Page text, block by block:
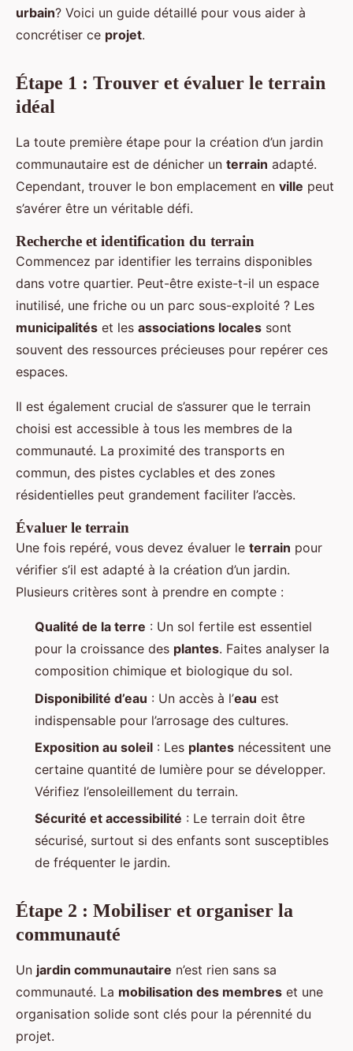
urbain? Voici un guide détaillé pour vous aider à
concrétiser ce projet.
Étape 1 : Trouver et évaluer le terrain
idéal
La toute première étape pour la création d’un jardin
communautaire est de dénicher un terrain adapté.
Cependant, trouver le bon emplacement en ville peut
s’avérer être un véritable défi.
Recherche et identification du terrain
Commencez par identifier les terrains disponibles
dans votre quartier. Peut-être existe-t-il un espace
inutilisé, une friche ou un parc sous-exploité ? Les
municipalités et les associations locales sont
souvent des ressources précieuses pour repérer ces
espaces.
Il est également crucial de s’assurer que le terrain
choisi est accessible à tous les membres de la
communauté. La proximité des transports en
commun, des pistes cyclables et des zones
résidentielles peut grandement faciliter l’accès.
Évaluer le terrain
Une fois repéré, vous devez évaluer le terrain pour
vérifier s’il est adapté à la création d’un jardin.
Plusieurs critères sont à prendre en compte :
Qualité de la terre : Un sol fertile est essentiel
pour la croissance des plantes. Faites analyser la
composition chimique et biologique du sol.
Disponibilité d’eau : Un accès à l’eau est
indispensable pour l’arrosage des cultures.
Exposition au soleil : Les plantes nécessitent une
certaine quantité de lumière pour se développer.
Vérifiez l’ensoleillement du terrain.
Sécurité et accessibilité : Le terrain doit être
sécurisé, surtout si des enfants sont susceptibles
de fréquenter le jardin.
Étape 2 : Mobiliser et organiser la
communauté
Un jardin communautaire n’est rien sans sa
communauté. La mobilisation des membres et une
organisation solide sont clés pour la pérennité du
projet.